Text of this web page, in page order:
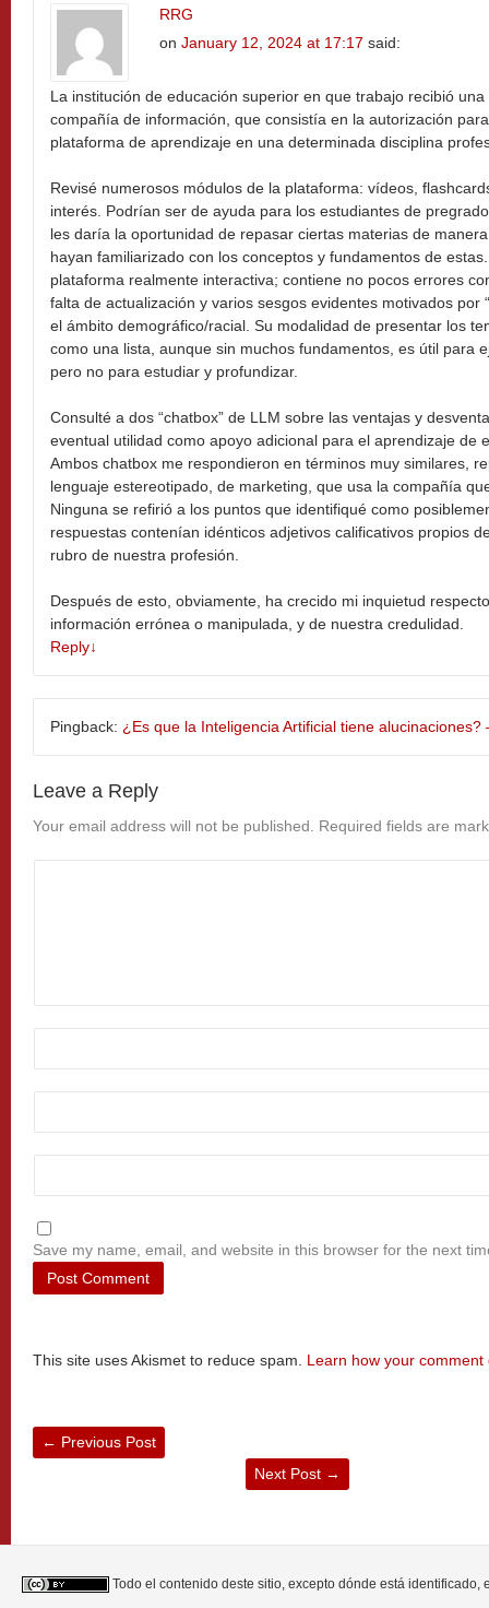
RRG
on January 12, 2024 at 17:17 said:
La institución de educación superior en que trabajo recibió
compañía de información, que consistía en la autorización
plataforma de aprendizaje en una determinada disciplina
Revisé numerosos módulos de la plataforma: vídeos,
interés. Podrían ser de ayuda para los estudiantes de
les daría la oportunidad de repasar ciertas materias de
hayan familiarizado con los conceptos y fundamentos de
plataforma realmente interactiva; contiene no pocos errores
falta de actualización y varios sesgos evidentes motivados por
el ámbito demográfico/racial. Su modalidad de presentar los
como una lista, aunque sin muchos fundamentos, es útil para
pero no para estudiar y profundizar.
Consulté a dos “chatbox” de LLM sobre las ventajas y
eventual utilidad como apoyo adicional para el aprendizaje de
Ambos chatbox me respondieron en términos muy similares,
lenguaje estereotipado, de marketing, que usa la compañía
Ninguna se refirió a los puntos que identifiqué como
respuestas contenían idénticos adjetivos calificativos propios
rubro de nuestra profesión.
Después de esto, obviamente, ha crecido mi inquietud
información errónea o manipulada, y de nuestra credulidad.
Reply↓
Pingback: ¿Es que la Inteligencia Artificial tiene alucinaciones?
Leave a Reply
Your email address will not be published. Required fields are
Save my name, email, and website in this browser for the next
This site uses Akismet to reduce spam. Learn how your
← Previous Post
Next Post →
Todo el contenido deste sitio, excepto dónde está identificado,